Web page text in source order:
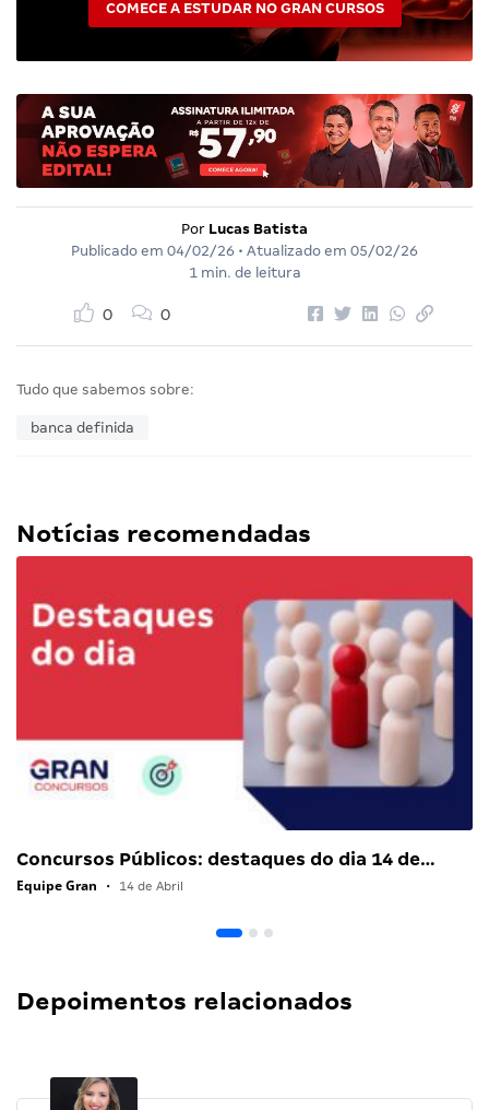
COMECE A ESTUDAR NO GRAN CURSOS
Por Lucas Batista
Publicado em 04/02/26 • Atualizado em 05/02/26
1 min. de leitura
0 0
Tudo que sabemos sobre:
banca definida
Notícias recomendadas
Concursos Públicos: destaques do dia 14 de…
Equipe Gran • 14 de Abril
Depoimentos relacionados